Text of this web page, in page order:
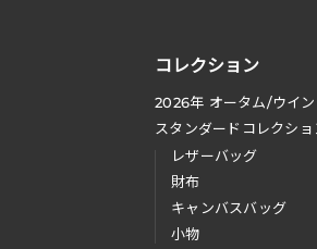
コレクション
2026年 オータム/ウイ
スタンダードコレクショ
レザーバッグ
財布
キャンバスバッグ
小物